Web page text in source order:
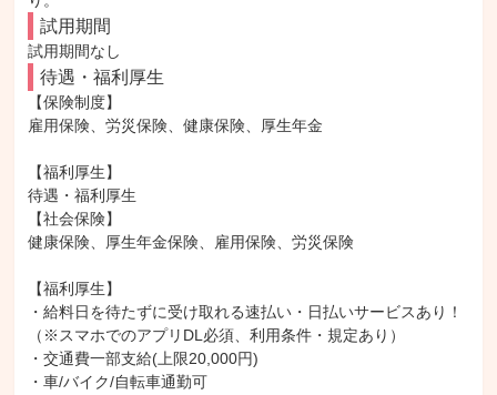
試用期間
試用期間なし
待遇・福利厚生
【保険制度】
雇用保険、労災保険、健康保険、厚生年金
【福利厚生】
待遇・福利厚生
【社会保険】
健康保険、厚生年金保険、雇用保険、労災保険
【福利厚生】
・給料日を待たずに受け取れる速払い・日払いサービスあり！
（※スマホでのアプリDL必須、利用条件・規定あり）
・交通費一部支給(上限20,000円)
・車/バイク/自転車通勤可